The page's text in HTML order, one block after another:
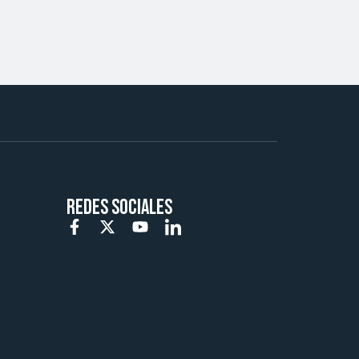
REDES SOCIALES